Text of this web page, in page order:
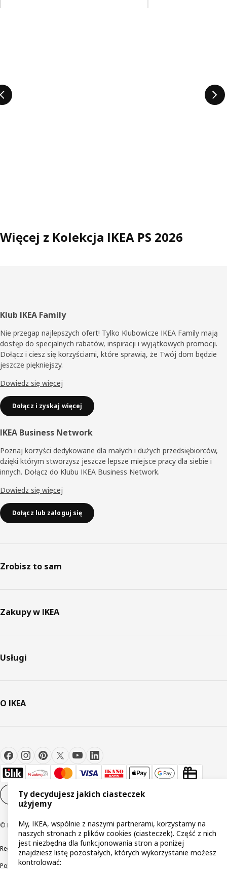
Więcej z Kolekcja IKEA PS 2026
Stopka
Klub IKEA Family
Nie przegap najlepszych ofert! Tylko Klubowicze IKEA Family mają
dostęp do specjalnych rabatów, inspiracji i wyjątkowych promocji.
Dołącz i ciesz się korzyściami, które sprawią, że Twój dom będzie
jeszcze piękniejszy.
Dowiedz się więcej
Dołącz i zyskaj więcej
IKEA Business Network
Poznaj korzyści dedykowane dla małych i dużych przedsiębiorców,
dzięki którym stworzysz jeszcze lepsze miejsce pracy dla siebie i
innych. Dołącz do Klubu IKEA Business Network.
Dowiedz się więcej
Dołącz lub zaloguj się
Zrobisz to sam
Zakupy w IKEA
Usługi
O IKEA
Ustawienia plików cookie PL
© Inter IKEA Systems B.V 1999-2026
RegulaminyPolityka prywatnościWycofane produkty
Polityka odpowiedzialnego ujawniania informacji
Ty decydujesz jakich ciasteczek
użyjemy
My, IKEA, wspólnie z naszymi partnerami, korzystamy na
naszych stronach z plików cookies (ciasteczek). Część z nich
jest niezbędna dla funkcjonowania stron a poniżej
znajdziesz listę pozostałych, których wykorzystanie możesz
kontrolować: